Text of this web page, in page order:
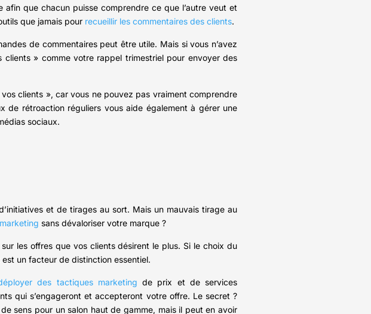
que chacun puisse comprendre ce que l’autre veut et
que jamais pour recueillir les commentaires des clients.
de commentaires peut être utile. Mais si vous n’avez
» comme votre rappel trimestriel pour envoyer des
clients », car vous ne pouvez pas vraiment comprendre
de rétroaction réguliers vous aide également à gérer une
sociaux.
et de tirages au sort. Mais un mauvais tirage au
sans dévaloriser votre marque ?
les offres que vos clients désirent le plus. Si le choix du
un facteur de distinction essentiel.
des tactiques marketing de prix et de services
qui s’engageront et accepteront votre offre. Le secret ?
sens pour un salon haut de gamme, mais il peut en avoir